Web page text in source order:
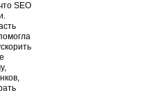
SEO